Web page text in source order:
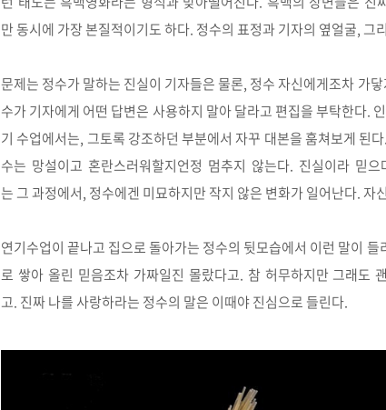
만 동시에 가장 본질적이기도 하다. 정수의 표정과 기자의 옆얼굴,
문제는 정수가 말하는 진실이 기자들은 물론, 정수 자신에게조차 가
수가 기자에게 어떤 답변은 사용하지 말아 달라고 편집을 부탁한다.
기 수업에서는, 그토록 강조하던 부분에서 자꾸 대본을 훔쳐보게 된
수는 망설이고 혼란스러워할지언정 멈추지 않는다. 진실이라 믿
는 그 과정에서, 정수에겐 미묘하지만 작지 않은 변화가 일어난다. 자
연기수업이 끝나고 집으로 돌아가는 정수의 뒷모습에서 이런 말이
로 쌓아 올린 믿음조차 가짜일진 몰랐다고. 참 허무하지만 그래도
고. 진짜 나를 사랑하라는 정수의 말은 이때야 진심으로 들린다.